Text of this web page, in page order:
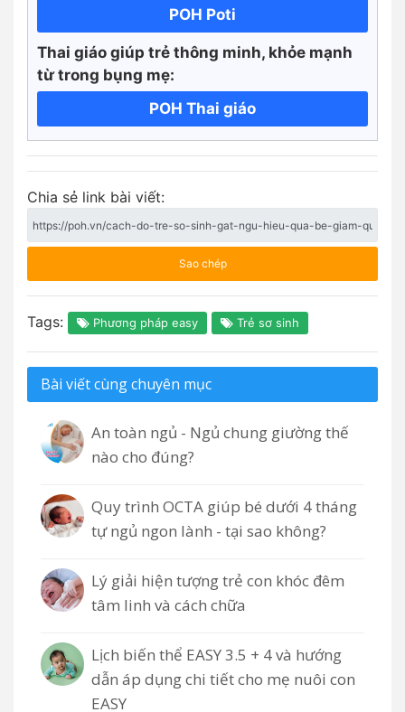
POH Poti
Thai giáo giúp trẻ thông minh, khỏe mạnh
từ trong bụng mẹ:
POH Thai giáo
Chia sẻ link bài viết:
Sao chép
Tags: Phương pháp easy Trẻ sơ sinh
Bài viết cùng chuyên mục
An toàn ngủ - Ngủ chung giường thế
nào cho đúng?
Quy trình OCTA giúp bé dưới 4 tháng
tự ngủ ngon lành - tại sao không?
Lý giải hiện tượng trẻ con khóc đêm
tâm linh và cách chữa
Lịch biến thể EASY 3.5 + 4 và hướng
dẫn áp dụng chi tiết cho mẹ nuôi con
EASY